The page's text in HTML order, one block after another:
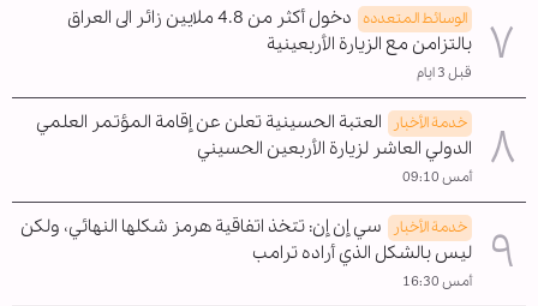
الوسائط المتعدده
دخول أكثر من 4.8 ملايين زائر الى العراق
بالتزامن مع الزيارة الأربعينية
قبل 3 ايام
خدمة الأخبار
العتبة الحسينية تعلن عن إقامة المؤتمر العلمي
الدولي العاشر لزيارة الأربعين الحسيني
أمس 09:10
خدمة الأخبار
سي إن إن: تتخذ اتفاقية هرمز شكلها النهائي، ولكن
ليس بالشكل الذي أراده ترامب
أمس 16:30